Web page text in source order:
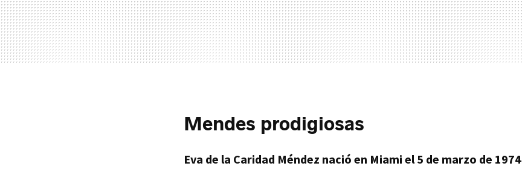
Mendes prodigiosas
Eva de la Caridad Méndez nació en Miami el 5 de marzo de 1974